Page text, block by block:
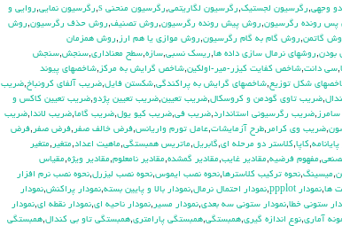
وجهي,رگرسيون لجستيک,رگرسيون لگاريتمي,رگرسيون منحني s ,رگرسيون نمايي,روايي و
رونده رگرسيون,روش پيش رونده رگرسيون,روش تصنيف,روش حذف رگرسيون,روش
گاتمن,روش گام به گام رگرسيون,روش موازي يا هم ارز ,روش همزمان
بودن,روشهاي نرمال سازي داده ها,ريسك نسبي,سازه,سطح معناداري,سنجش,سنجش
,سي دانت,شاخص كفايت كيزر-مير-اولكين,شاخص گرايش به مركز ,شاخصهاي پيوند
شكل توزيع,شاخصهاي گرايش به پراكندگي,شكستن فايل,ضريب آلفاي کرونباخ,ضريب
,ضريب تاوي گودمن و كروسكال,ضريب تعيين,ضريب تعيين پژدو,ضريب تعيين كاكس و
,ضريب رگرسيوني استاندارد,ضريب في,ضريب كيو يول,ضريب گاما,ضريب لاندا,ضريب
,ضريب وي كرامر ,طرح آزمايشات,عامل تورم واريانس,فرض خالف صفر ,فرض صفر ,فرض
,كاپا,كلاستر دو مرحله اي,گابريل,ماتريس همبستگي,ماهيت اعداد,متغير ,متغير
,مفهوم فرضيه,مقادير غايب,مقادير گمشده,مقادير نامعلوم,مقادير ويژه,مقياس
,ميسينگ,نحوه تركيب كلاسترها,نحوه نصب ايموس,نحوه نصب ليزرل,نحوه نصب نرم افزار
ها,نمودار ppplot ,نمودار احتمال نرمال,نمودار بالا و پايين بسته,نمودار پراكنش,نمودار
ستوني خطا,نمودار ستوني سه بعدي,نمودار مسير ,نمودار ناحيه اي,نمودار نقطه اي,نمودار
آماري,نوع اندازه گيري,همبستگي,همبستگي پارامتري,همبستگي تاو بي کندال,همبستگي